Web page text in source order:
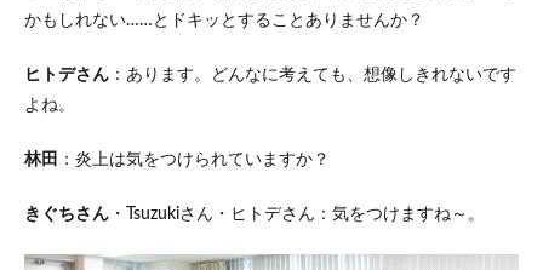
かもしれない……とドキッとすることありませんか？
ヒトデさん ：あります。どんなに考えても、想像しきれないです
よね。
林田 ：炎上は気をつけられていますか？
きぐちさん ・Tsuzukiさん・ヒトデさん：気をつけますね～。